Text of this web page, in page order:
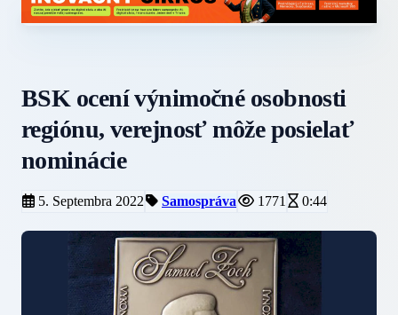
BSK ocení výnimočné osobnosti
regiónu, verejnosť môže posielať
nominácie
5. Septembra 2022 Samospráva 1771 0:44